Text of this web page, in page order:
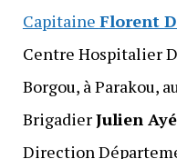
Capitaine Florent
Centre Hospitalier
Borgou, à Parakou,
BrigadierJulien
Direction